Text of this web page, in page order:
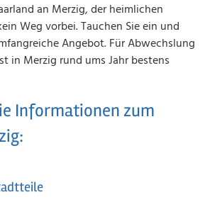
an Merzig, der heimlichen
Weg vorbei. Tauchen Sie ein und
Angebot. Für Abwechslung
in Merzig rund ums Jahr bestens
Informationen zum